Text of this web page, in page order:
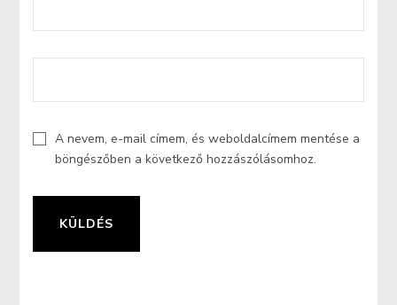
A nevem, e-mail címem, és weboldalcímem mentése a
böngészőben a következő hozzászólásomhoz.